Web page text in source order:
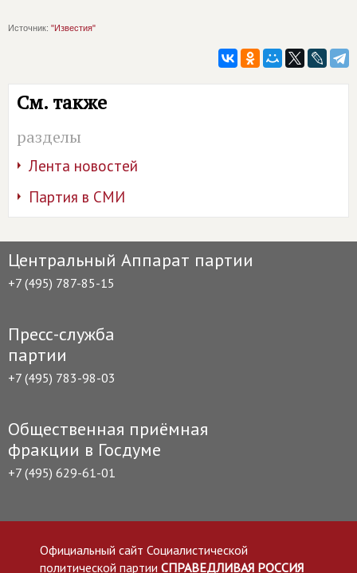
Источник: "Известия"
См. также
разделы
Лента новостей
Партия в СМИ
Центральный Аппарат партии
+7 (495) 787-85-15
Пресс-служба
партии
+7 (495) 783-98-03
Общественная приёмная
фракции в Госдуме
+7 (495) 629-61-01
Официальный сайт Социалистической
политической партии СПРАВЕДЛИВАЯ РОССИЯ